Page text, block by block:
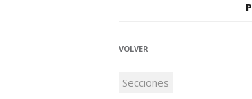
VOLVER
Secciones